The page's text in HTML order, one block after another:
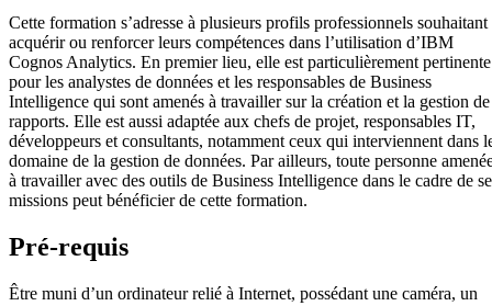
Cette formation s’adresse à plusieurs profils professionnels souhaitant
acquérir ou renforcer leurs compétences dans l’utilisation d’IBM
Cognos Analytics. En premier lieu, elle est particulièrement pertinente
pour les analystes de données et les responsables de Business
Intelligence qui sont amenés à travailler sur la création et la gestion de
rapports. Elle est aussi adaptée aux chefs de projet, responsables IT,
développeurs et consultants, notamment ceux qui interviennent dans
domaine de la gestion de données. Par ailleurs, toute personne
à travailler avec des outils de Business Intelligence dans le cadre de
missions peut bénéficier de cette formation.
Pré-requis
Être muni d’un ordinateur relié à Internet, possédant une caméra, un